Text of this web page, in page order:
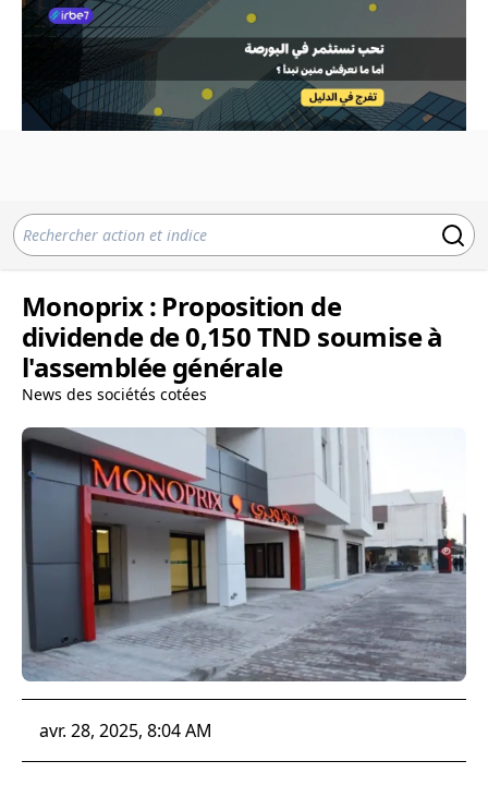
Monoprix : Proposition de
dividende de 0,150 TND soumise à
l'assemblée générale
News des sociétés cotées
avr. 28, 2025, 8:04 AM